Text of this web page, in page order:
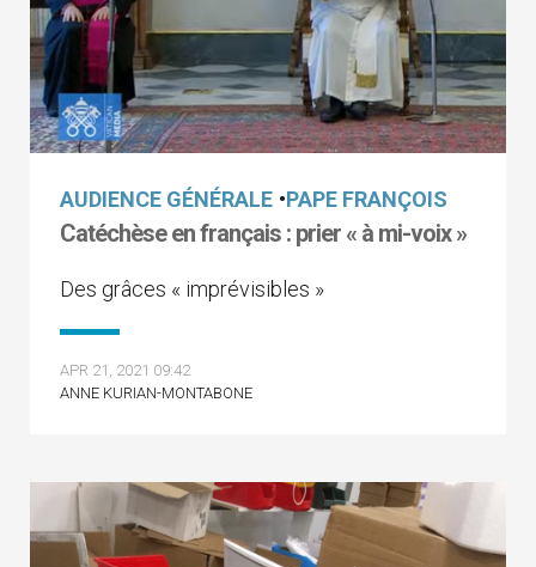
AUDIENCE GÉNÉRALE •PAPE FRANÇOIS
Catéchèse en français : prier « à mi-voix »
Des grâces « imprévisibles »
APR 21, 2021 09:42
ANNE KURIAN-MONTABONE